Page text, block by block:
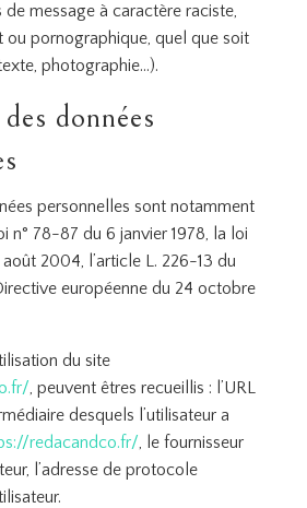
message à caractère raciste,
ou pornographique, quel que soit
photographie…).
données
personnelles sont notamment
n° 78-87 du 6 janvier 1978, la loi
2004, l’article L. 226-13 du
européenne du 24 octobre
du site
, peuvent êtres recueillis : l’URL
desquels l’utilisateur a
redacandco.fr/, le fournisseur
l’adresse de protocole